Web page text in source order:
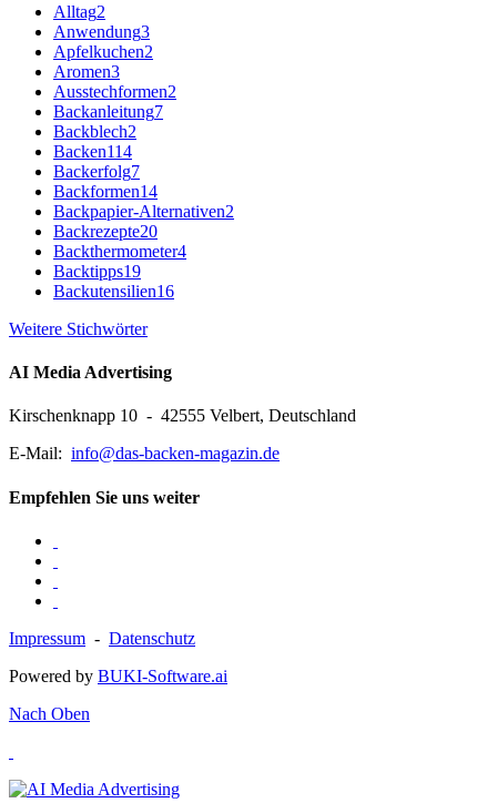
Alltag2
Anwendung3
Apfelkuchen2
Aromen3
Ausstechformen2
Backanleitung7
Backblech2
Backen114
Backerfolg7
Backformen14
Backpapier-Alternativen2
Backrezepte20
Backthermometer4
Backtipps19
Backutensilien16
Weitere Stichwörter
AI Media Advertising
Kirschenknapp 10 - 42555 Velbert, Deutschland
E-Mail: info@das-backen-magazin.de
Empfehlen Sie uns weiter
Impressum - Datenschutz
Powered by BUKI-Software.ai
Nach Oben